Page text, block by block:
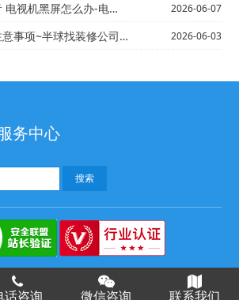
电视机黑屏原因是什么 电视机黑屏该怎么修 2026-06-07
~半球找装修公司怎么谈价格 2026-06-03
务中心
半球热水器维修 半球燃气灶维修
话咨询 微信咨询 联系我们